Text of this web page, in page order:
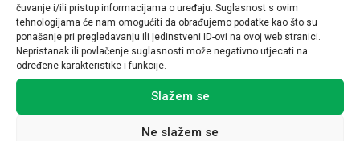
čuvanje i/ili pristup informacijama o uređaju. Suglasnost s ovim
tehnologijama će nam omogućiti da obrađujemo podatke kao što su
ponašanje pri pregledavanju ili jedinstveni ID-ovi na ovoj web stranici.
Nepristanak ili povlačenje suglasnosti može negativno utjecati na
određene karakteristike i funkcije.
Slažem se
Ne slažem se
Nazivna struja (A)
18
Broj kontakata sklopnika